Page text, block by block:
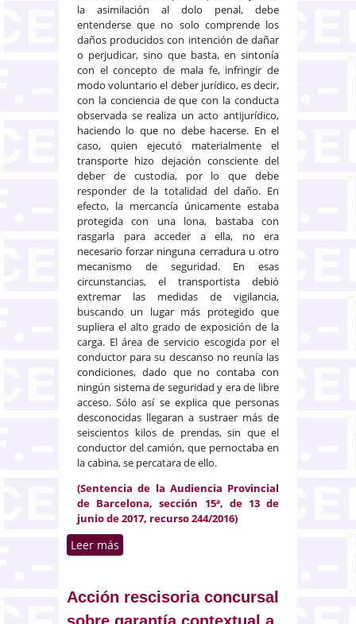
la asimilación al dolo penal, debe
entenderse que no solo comprende los
daños producidos con intención de dañar
o perjudicar, sino que basta, en sintonía
con el concepto de mala fe, infringir de
modo voluntario el deber jurídico, es decir,
con la conciencia de que con la conducta
observada se realiza un acto antijurídico,
haciendo lo que no debe hacerse. En el
caso, quien ejecutó materialmente el
transporte hizo dejación consciente del
deber de custodia, por lo que debe
responder de la totalidad del daño. En
efecto, la mercancía únicamente estaba
protegida con una lona, bastaba con
rasgarla para acceder a ella, no era
necesario forzar ninguna cerradura u otro
mecanismo de seguridad. En esas
circunstancias, el transportista debió
extremar las medidas de vigilancia,
buscando un lugar más protegido que
supliera el alto grado de exposición de la
carga. El área de servicio escogida por el
conductor para su descanso no reunía las
condiciones, dado que no contaba con
ningún sistema de seguridad y era de libre
acceso. Sólo así se explica que personas
desconocidas llegaran a sustraer más de
seiscientos kilos de prendas, sin que el
conductor del camión, que pernoctaba en
la cabina, se percatara de ello.
(Sentencia de la Audiencia Provincial
de Barcelona, sección 15ª, de 13 de
junio de 2017, recurso 244/2016)
Leer más
Acción rescisoria concursal
sobre garantía contextual a